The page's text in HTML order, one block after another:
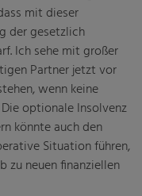
mit dieser
der gesetzlich
Ich sehe mit großer
Partner jetzt vor
wenn keine
optionale Insolvenz
könnte auch den
Situation führen,
zu neuen finanziellen